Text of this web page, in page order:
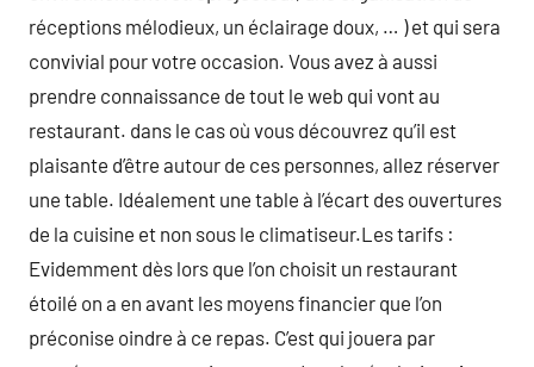
réceptions mélodieux, un éclairage doux, … ) et qui sera
convivial pour votre occasion. Vous avez à aussi
prendre connaissance de tout le web qui vont au
restaurant. dans le cas où vous découvrez qu’il est
plaisante d’être autour de ces personnes, allez réserver
une table. Idéalement une table à l’écart des ouvertures
de la cuisine et non sous le climatiseur.Les tarifs :
Evidemment dès lors que l’on choisit un restaurant
étoilé on a en avant les moyens financier que l’on
préconise oindre à ce repas. C’est qui jouera par